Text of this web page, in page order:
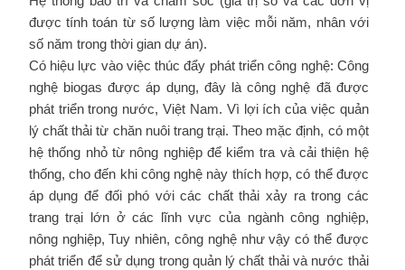
được tính toán từ số lượng làm việc mỗi năm, nhân với
số năm trong thời gian dự án).
Có hiệu lực vào việc thúc đẩy phát triển công nghệ: Công
nghệ biogas được áp dụng, đây là công nghệ đã được
phát triển trong nước, Việt Nam. Vì lợi ích của việc quản
lý chất thải từ chăn nuôi trang trại. Theo mặc định, có một
hệ thống nhỏ từ nông nghiệp để kiểm tra và cải thiện hệ
thống, cho đến khi công nghệ này thích hợp, có thể được
áp dụng để đối phó với các chất thải xảy ra trong các
trang trại lớn ở các lĩnh vực của ngành công nghiệp,
nông nghiệp, Tuy nhiên, công nghệ như vậy có thể được
phát triển để sử dụng trong quản lý chất thải và nước thải